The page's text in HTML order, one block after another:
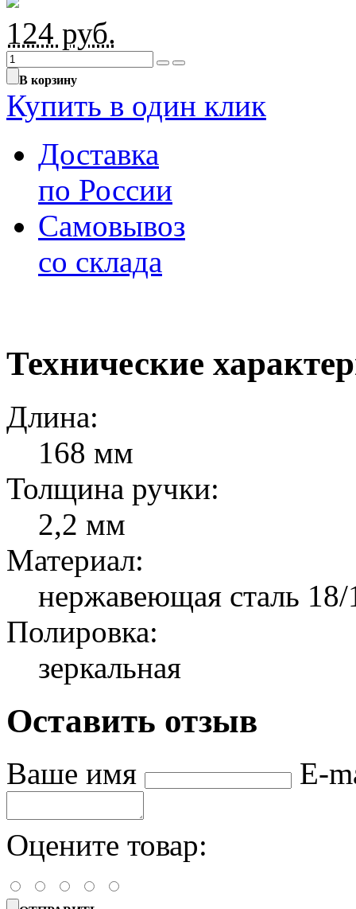
124 руб.
В корзину
Купить в один клик
Доставка
по России
Самовывоз
со склада
Технические
Длина:
168 мм
Толщина ручки:
2,2 мм
Материал:
нержавеющая сталь
Полировка:
зеркальная
Оставить отзыв
Ваше имя E-
Оцените товар: